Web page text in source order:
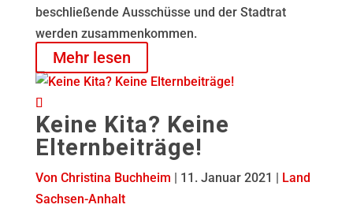
beschließende Ausschüsse und der Stadtrat
werden zusammenkommen.
Mehr lesen
Keine Kita? Keine
Elternbeiträge!
Von Christina Buchheim | 11. Januar 2021 | Land
Sachsen-Anhalt